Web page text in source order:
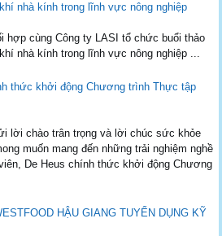
nhà kính trong lĩnh vực nông nghiệp
hợp cùng Công ty LASI tổ chức buổi thảo
nhà kính trong lĩnh vực nông nghiệp ...
thức khởi động Chương trình Thực tập
lời chào trân trọng và lời chúc sức khỏe
muốn mang đến những trải nghiệm nghề
De Heus chính thức khởi động Chương
HẬU GIANG TUYỂN DỤNG KỸ